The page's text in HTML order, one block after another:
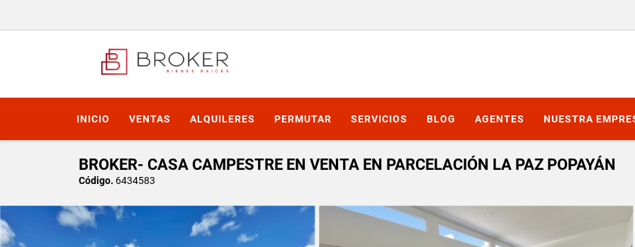
INICIO VENTAS ALQUILERES PERMUTAR SERVICIOS BLOG AGENTES NUESTRA
BROKER- CASA CAMPESTRE EN VENTA EN PARCELACIÓN LA PAZ POPAYÁN
Código. 6434583